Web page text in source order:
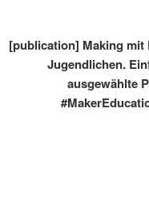
[publication] Making mit
Jugendlichen.
ausgewählte